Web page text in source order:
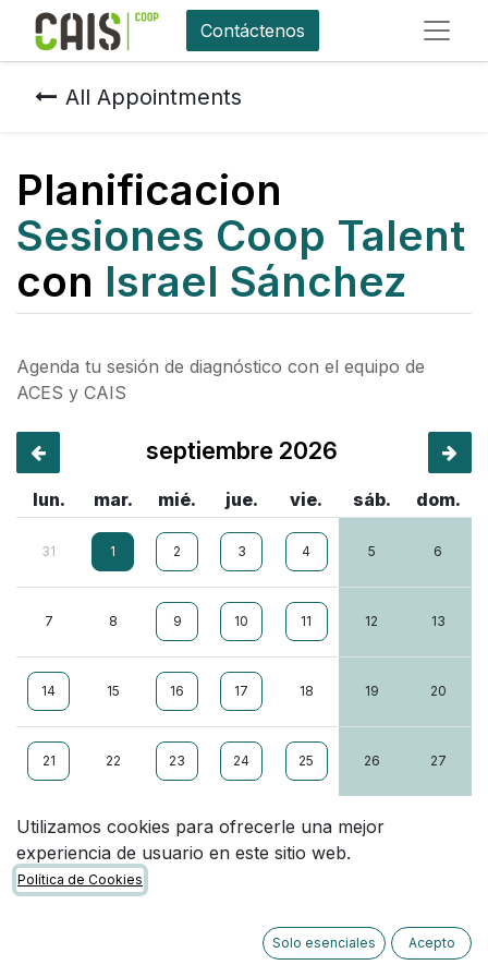
Contáctenos
All Appointments
Planificacion
Sesiones Coop Talent
con Israel Sánchez
Agenda tu sesión de diagnóstico con el equipo de
ACES y CAIS
septiembre 2026
lun. mar. mié. jue. vie. sáb. dom.
31 1 2 3 4 5 6
7 8 9 10 11 12 13
14 15 16 17 18 19 20
21 22 23 24 25 26 27
28 29 30 1 2 3
Utilizamos cookies para ofrecerle una mejor
experiencia de usuario en este sitio web.
Política de Cookies
Solo esenciales Acepto